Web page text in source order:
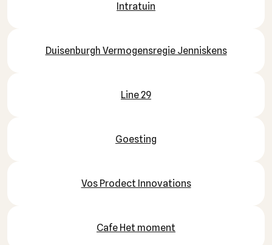
Intratuin
Duisenburgh Vermogensregie Jenniskens
Line 29
Goesting
Vos Prodect Innovations
Cafe Het moment